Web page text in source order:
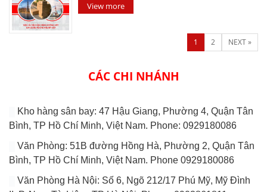
View more
1 2 NEXT »
CÁC CHI NHÁNH
Kho hàng sân bay: 47 Hậu Giang, Phường 4, Quận Tân
Bình, TP Hồ Chí Minh, Việt Nam. Phone: 0929180086
Văn Phòng: 51B đường Hồng Hà, Phường 2, Quận Tân
Bình, TP Hồ Chí Minh, Việt Nam. Phone 0929180086
Văn Phòng Hà Nội: Số 6, Ngõ 212/17 Phú Mỹ, Mỹ Đình